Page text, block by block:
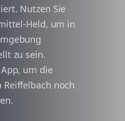
Nutzen Sie
Held, um in
zu sein.
um die
noch